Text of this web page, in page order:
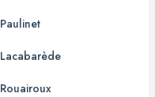
Paulinet
Lacabarède
Rouairoux